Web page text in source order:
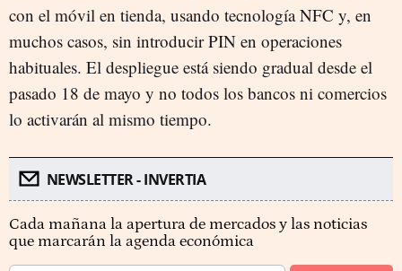
con el móvil en tienda, usando tecnología NFC y, en
muchos casos, sin introducir PIN en operaciones
habituales. El despliegue está siendo gradual desde el
pasado 18 de mayo y no todos los bancos ni comercios
lo activarán al mismo tiempo.
NEWSLETTER - INVERTIA
Cada mañana la apertura de mercados y las noticias
que marcarán la agenda económica